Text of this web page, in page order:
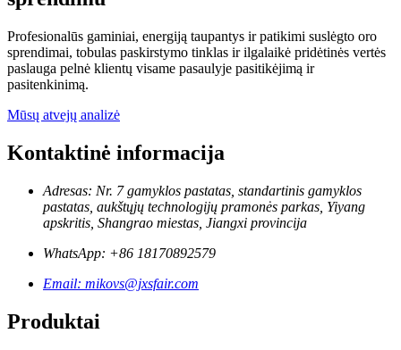
Profesionalūs gaminiai, energiją taupantys ir patikimi suslėgto oro
sprendimai, tobulas paskirstymo tinklas ir ilgalaikė pridėtinės vertės
paslauga pelnė klientų visame pasaulyje pasitikėjimą ir
pasitenkinimą.
Mūsų atvejų analizė
Kontaktinė informacija
Adresas: Nr. 7 gamyklos pastatas, standartinis gamyklos
pastatas, aukštųjų technologijų pramonės parkas, Yiyang
apskritis, Shangrao miestas, Jiangxi provincija
WhatsApp: +86 18170892579
Email: mikovs@jxsfair.com
Produktai